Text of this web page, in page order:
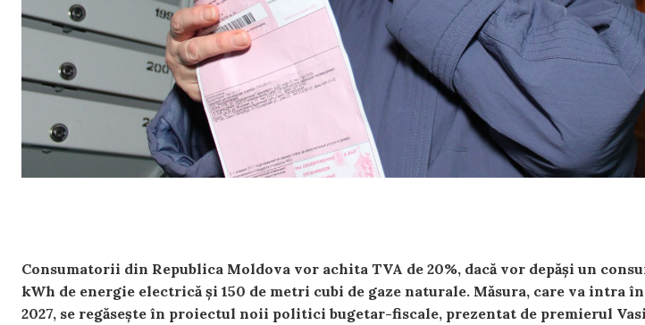
Consumatorii din Republica Moldova vor achita TVA de 20%, dacă vor depăși un
kWh de energie electrică și 150 de metri cubi de gaze naturale. Măsura, care va intra
2027, se regăsește în proiectul noii politici bugetar-fiscale, prezentat de premierul